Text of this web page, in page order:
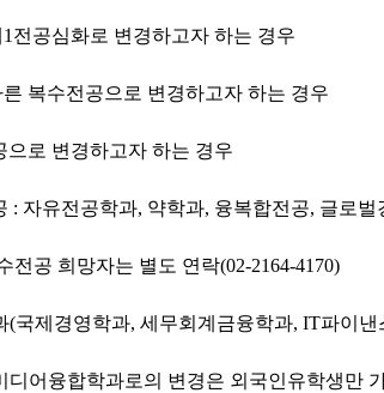
전공심화로 변경하고자 하는 경우
복수전공으로 변경하고자 하는 경우
으로 변경하고자 하는 경우
: 자유전공학과, 약학과, 융복합전공, 글로
전공 희망자는 별도 연락(02-2164-4170)
(국제경영학과, 세무회계금융학과, IT파이
디어융합학과로의 변경은 외국인유학생만